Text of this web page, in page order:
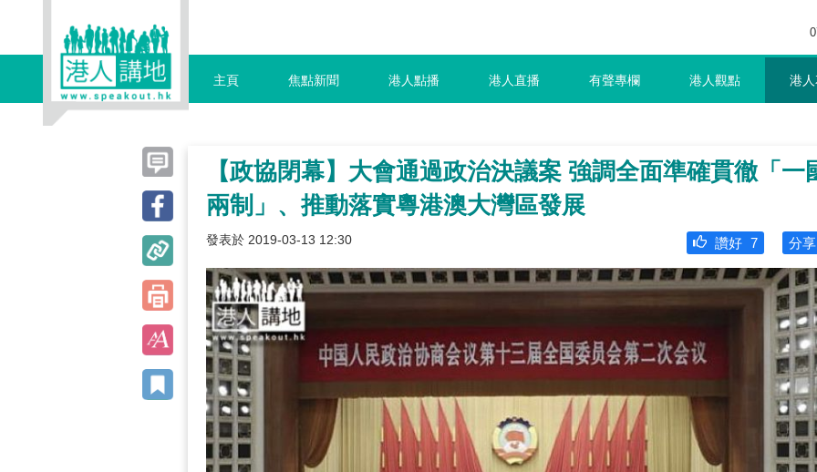
主頁 焦點新聞 港人點播 港人直播 有聲專欄 港人觀點 港
【政協閉幕】大會通過政治決議案 強調全面準確貫徹「一
兩制」、推動落實粵港澳大灣區發展
發表於 2019-03-13 12:30 分享
讚好 7